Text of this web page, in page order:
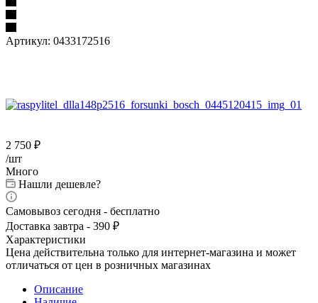
Артикул: 0433172516
2 750 ₽
/шт
Много
Нашли дешевле?
Самовывоз сегодня - бесплатно
Доставка завтра - 390 ₽
Характеристики
Цена действительна только для интернет-магазина и может
отличаться от цен в розничных магазинах
Описание